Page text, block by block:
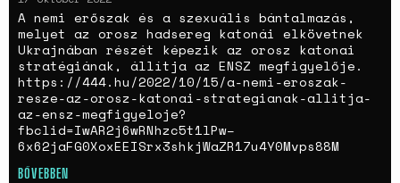
A nemi erőszak és a szexuális bántalmazás,
melyet az orosz hadsereg katonái elkövetnek
Ukrajnában részét képezik az orosz katonai
stratégiának, állítja az ENSZ megfigyelője.
https://444.hu/2022/10/15/a-nemi-eroszak-
resze-az-orosz-katonai-strategianak-allitja-
az-ensz-megfigyeloje?
fbclid=IwAR2j6wRNhzc5t1lPw–
6x62jaFG0XoxEEISrx3shkjWaZR17u4Y0Mvps88M
BŐVEBBEN